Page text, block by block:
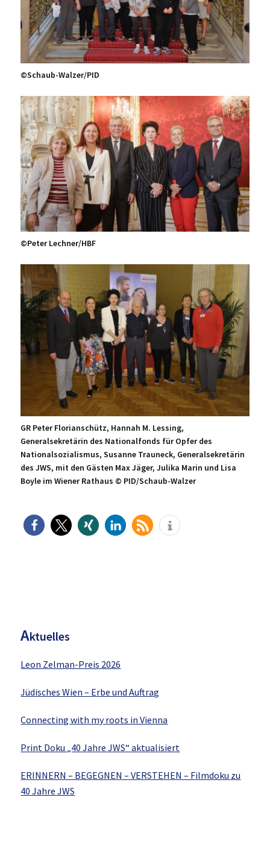
©️Schaub-Walzer/PID
©️Peter Lechner/HBF
GR Peter Florianschütz, Hannah M. Lessing,
Generalsekretärin des Nationalfonds für Opfer des
Nationalsozialismus, Susanne Trauneck, Generalsekretärin
des JWS, mit den Gästen Max Jäger, Julika Marin und Lisa
Boyle im Wiener Rathaus ©️ PID/Schaub-Walzer
Aktuelles
Leon Zelman-Preis 2026
Jüdisches Wien – Erbe und Auftrag
Connecting with my roots in Vienna
Print Doku „40 Jahre JWS“ aktualisiert
ERINNERN – BEGEGNEN – VERSTEHEN – Filmdoku zu
40 Jahre JWS